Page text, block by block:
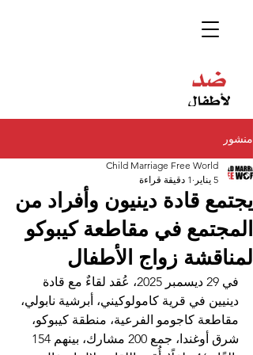
منشور
يجتمع قادة دينيون وأفراد من
المجتمع في مقاطعة كيبوكو
لمناقشة زواج الأطفال
Child Marriage Free World
5 يناير
1 دقيقة قراءة
في 29 ديسمبر 2025، عُقد لقاءٌ مع قادة
دينيين في قرية كامولوكيني، أبرشية نابولي،
مقاطعة كاجومو الفرعية، منطقة كيبوكو،